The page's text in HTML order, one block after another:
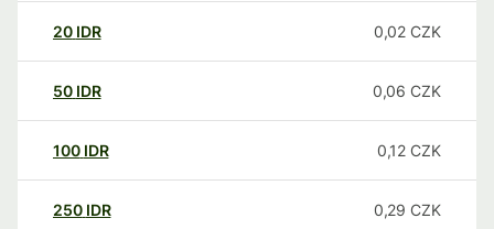
20 IDR 0,02 CZK
50 IDR 0,06 CZK
100 IDR 0,12 CZK
250 IDR 0,29 CZK